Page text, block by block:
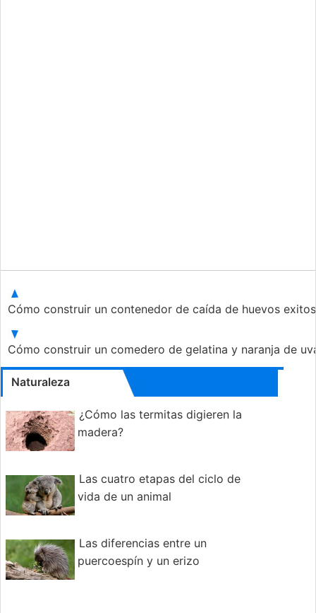
Cómo construir un contenedor de caída de huevos
Cómo construir un comedero de gelatina y naranja de
Naturaleza
¿Cómo las termitas digieren la
madera?
Las cuatro etapas del ciclo de
vida de un animal
Las diferencias entre un
puercoespín y un erizo